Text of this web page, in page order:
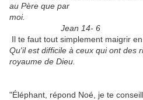
au Père que par
Jean 14- 6
Il te faut tout simplement maigrir
Qu'il est difficile à ceux qui ont des
royaume de Dieu.
Luc
"Éléphant, répond Noé, je te